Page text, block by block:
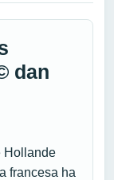
dan
Hollande
francesa ha